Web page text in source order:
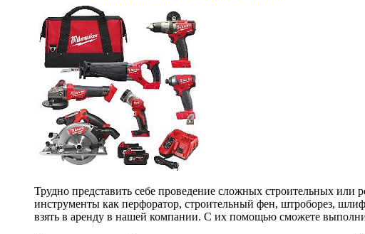
Трудно представить себе проведение сложных строительных или
инструменты как перфоратор, строительный фен, штроборез,
взять в аренду в нашей компании. С их помощью сможете